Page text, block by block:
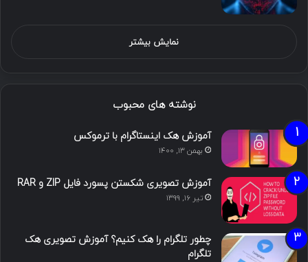
نمایش بیشتر
نوشته های محبوب
آموزش هک اینستاگرام با ترموکس
بهمن ۱۳, ۱۴۰۰
آموزش تصویری شکستن پسورد فایل ZIP و RAR
تیر ۱۶, ۱۳۹۹
چطور تلگرام را هک کنیم؟ آموزش تصویری هک
تلگرام